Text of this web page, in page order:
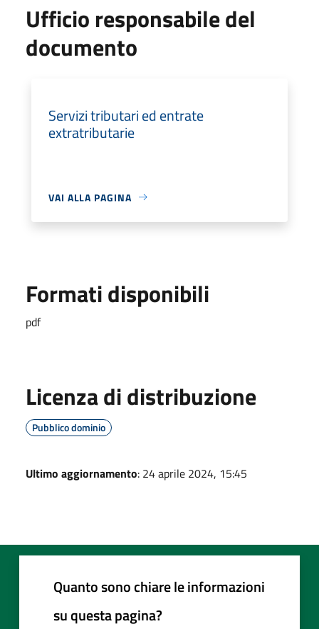
Ufficio responsabile del
documento
Servizi tributari ed entrate
extratributarie
VAI ALLA PAGINA
Formati disponibili
pdf
Licenza di distribuzione
Pubblico dominio
Ultimo aggiornamento: 24 aprile 2024, 15:45
Quanto sono chiare le informazioni
su questa pagina?